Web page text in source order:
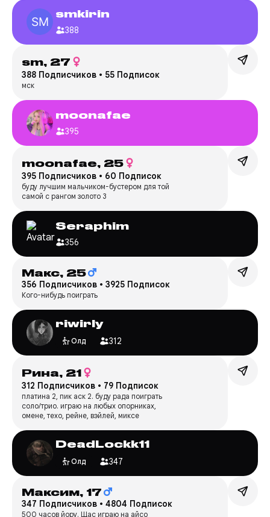
smkirin
388
sm, 27
388 Подписчиков • 55 Подписок
мск
moonafae
395
moonafae, 25
395 Подписчиков • 60 Подписок
буду лучшим мальчиком-бустером для той
самой с рангом золото 3
Seraphim
356
Макс, 25
356 Подписчиков • 3925 Подписок
Кого-нибудь поиграть
riwirly
Олд 312
Рина, 21
312 Подписчиков • 79 Подписок
платина 2, пик аск 2. буду рада поиграть
соло/трио. играю на любых опорниках,
омене, техо, рейне, вэйлей, миксе
DeadLockk11
Олд 347
Максим, 17
347 Подписчиков • 4804 Подписок
500 часов йору. Щас играю на айсо